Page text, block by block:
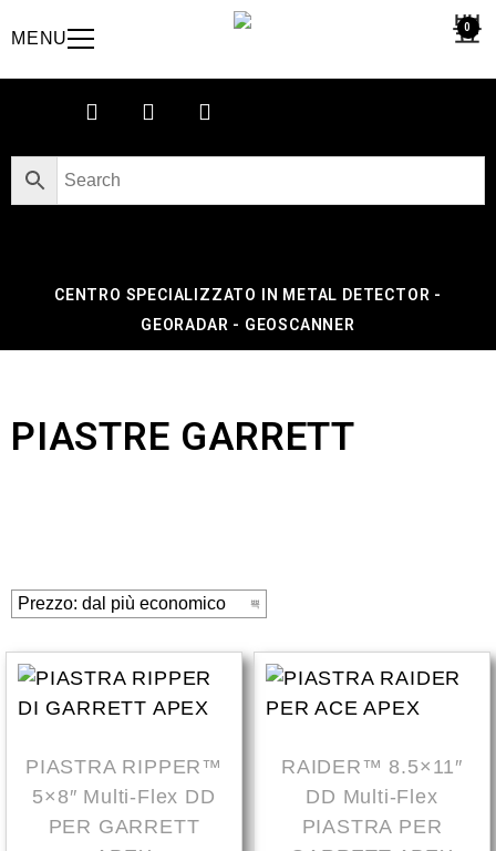
MENU
0
CENTRO SPECIALIZZATO IN METAL DETECTOR -
GEORADAR - GEOSCANNER
PIASTRE GARRETT
PIASTRA RIPPER™
5×8″ Multi-Flex DD
PER GARRETT
RAIDER™ 8.5×11″
DD Multi-Flex
PIASTRA PER